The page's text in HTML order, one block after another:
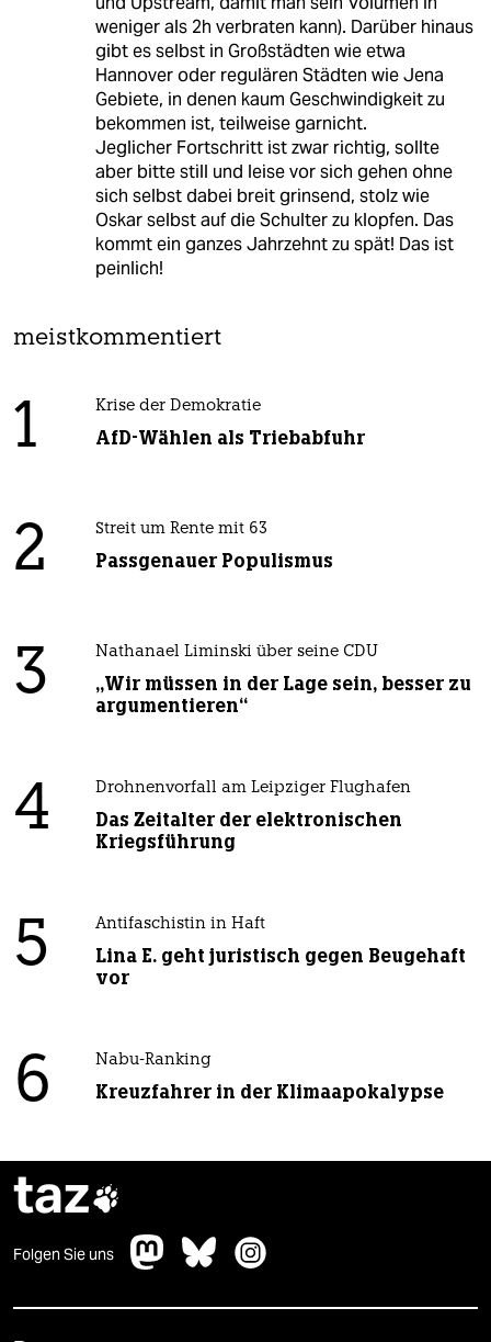
weniger als 2h verbraten kann). Darüber hinaus
gibt es selbst in Großstädten wie etwa
Hannover oder regulären Städten wie Jena
Gebiete, in denen kaum Geschwindigkeit zu
bekommen ist, teilweise garnicht.
Jeglicher Fortschritt ist zwar richtig, sollte
aber bitte still und leise vor sich gehen ohne
sich selbst dabei breit grinsend, stolz wie
Oskar selbst auf die Schulter zu klopfen. Das
kommt ein ganzes Jahrzehnt zu spät! Das ist
peinlich!
meistkommentiert
1 Krise der Demokratie
AfD-Wählen als Triebabfuhr
2 Streit um Rente mit 63
Passgenauer Populismus
3 Nathanael Liminski über seine CDU
„Wir müssen in der Lage sein, besser zu
argumentieren“
4 Drohnenvorfall am Leipziger Flughafen
Das Zeitalter der elektronischen
Kriegsführung
5 Antifaschistin in Haft
Lina E. geht juristisch gegen Beugehaft
vor
6 Nabu-Ranking
Kreuzfahrer in der Klimaapokalypse
taz
Folgen Sie uns